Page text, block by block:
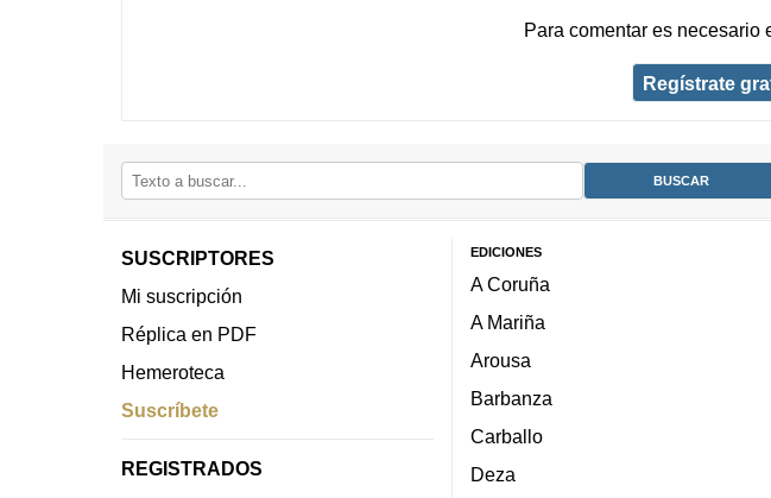
Para comentar es necesario
Regístrate
SUSCRIPTORES
Mi suscripción
Réplica en PDF
Hemeroteca
Suscríbete
REGISTRADOS
EDICIONES
A Coruña
A Mariña
Arousa
Barbanza
Carballo
Deza